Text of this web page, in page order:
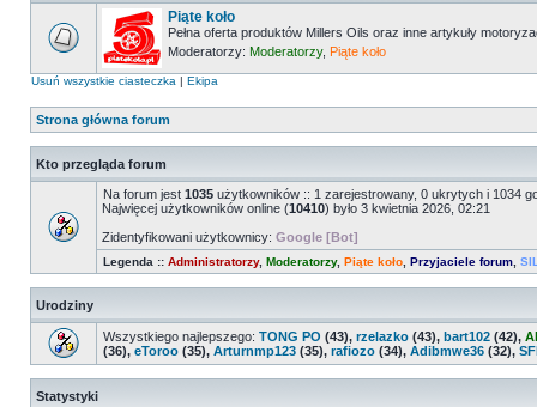
Piąte koło
Pełna oferta produktów Millers Oils oraz inne artykuły
Moderatorzy: Moderatorzy, Piąte koło
Usuń wszystkie ciasteczka | Ekipa
Strona główna forum
Kto przegląda forum
Na forum jest 1035 użytkowników :: 1 zarejestrowany, 0 ukrytych i 1034
Najwięcej użytkowników online (10410) było 3 kwietnia 2026, 02:21
Zidentyfikowani użytkownicy: Google [Bot]
Legenda :: Administratorzy, Moderatorzy, Piąte koło Przyjaciele forum
Urodziny
Wszystkiego najlepszego: TONG PO (43), rzelazko (43), bart102 (42),
(36), eToroo (35), Arturnmp123 (35), rafiozo (34), Adibmwe36 (32),
Statystyki